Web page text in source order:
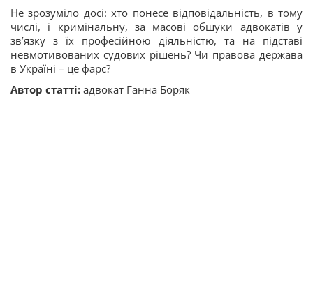
Не зрозуміло досі: хто понесе відповідальність, в тому
числі, і кримінальну, за масові обшуки адвокатів у
зв’язку з їх професійною діяльністю, та на підставі
невмотивованих судових рішень? Чи правова держава
в Україні – це фарс?
Автор статті: адвокат Ганна Боряк